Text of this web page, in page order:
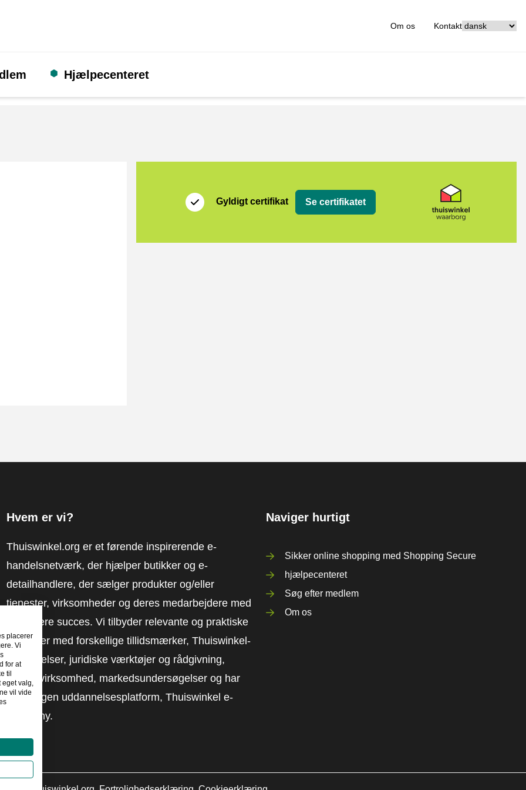
Om os Kontakt
Hjælpecenteret
Gyldigt certifikat Se certifikatet
Hvem er vi?
Thuiswinkel.org er et førende inspirerende e-
handelsnetværk, der hjælper butikker og e-
detailhandlere, der sælger produkter og/eller
tjenester, virksomheder og deres medarbejdere med
at få mere succes. Vi tilbyder relevante og praktiske
løsninger med forskellige tillidsmærker, Thuiswinkel-
anmeldelser, juridiske værktøjer og rådgivning,
fortalervirksomhed, markedsundersøgelser og har
vores egen uddannelsesplatform, Thuiswinkel e-
Academy.
Naviger hurtigt
Sikker online shopping med Shopping Secure
hjælpecenteret
Søg efter medlem
Om os
placerer
Vi
for at
til
eget valg,
vil vide